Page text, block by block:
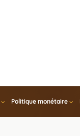
Politique monétaire